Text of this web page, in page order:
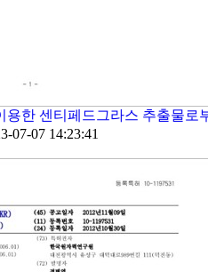
용한 센티페드그라스 추출물로
07-07 14:23:41